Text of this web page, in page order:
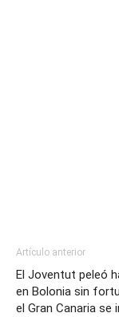
Artículo anterior
El Joventut peleó
en Bolonia sin
el Gran Canaria se